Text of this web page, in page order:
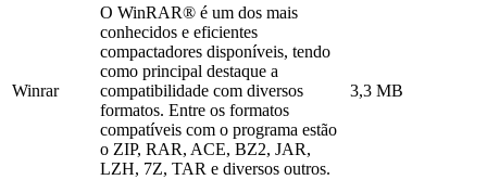
Winrar
O WinRAR® é um dos mais
conhecidos e eficientes
compactadores disponíveis, tendo
como principal destaque a
compatibilidade com diversos
formatos. Entre os formatos
compatíveis com o programa estão
o ZIP, RAR, ACE, BZ2, JAR,
LZH, 7Z, TAR e diversos outros.
3,3 MB